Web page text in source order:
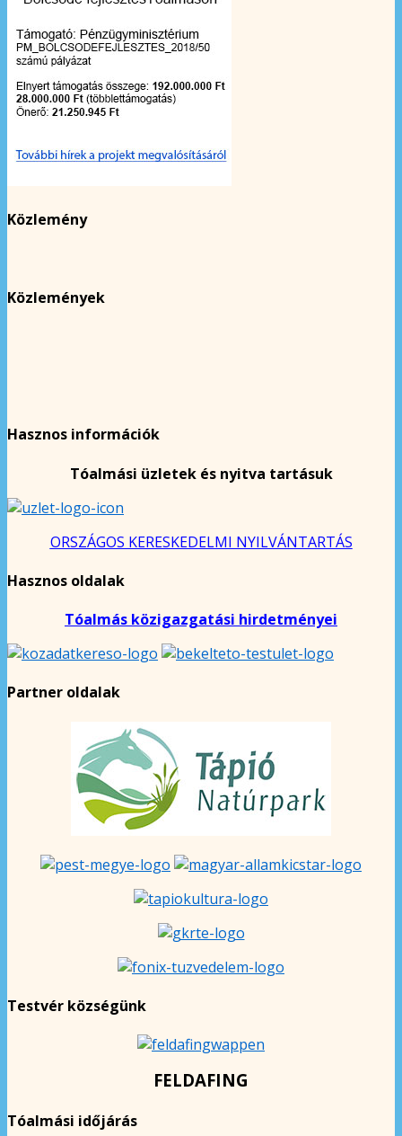
Közlemény
Közlemények
Hasznos információk
Tóalmási üzletek és nyitva tartásuk
ORSZÁGOS KERESKEDELMI NYILVÁNTARTÁS
Hasznos oldalak
Tóalmás közigazgatási hirdetményei
Partner oldalak
Testvér községünk
FELDAFING
Tóalmási időjárás